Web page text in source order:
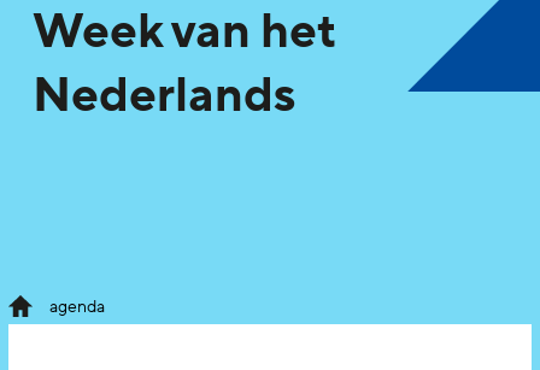
Week van het
Nederlands
agenda